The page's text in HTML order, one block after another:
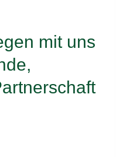
mit uns